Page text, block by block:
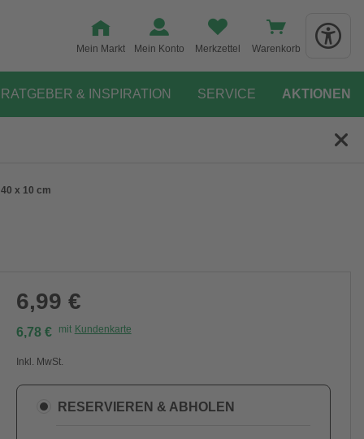
Mein Markt Mein Konto Merkzettel Warenkorb
RATGEBER & INSPIRATION SERVICE AKTIONEN
x 10 cm
6,99 €
6,78 € mit Kundenkarte
Inkl. MwSt.
RESERVIEREN & ABHOLEN